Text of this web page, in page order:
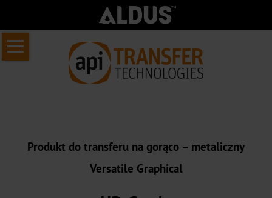
Pomiń
Strona
oProdukt do transferu na gorąco – metaliczny
Versatile Graphical